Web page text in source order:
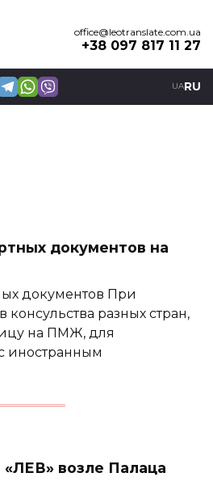
office@leotranslate.com.ua
+38 097 817 11 27
UARU
документов на
документов При
разных стран,
на ПМЖ, для
иностранным
возле Палаца